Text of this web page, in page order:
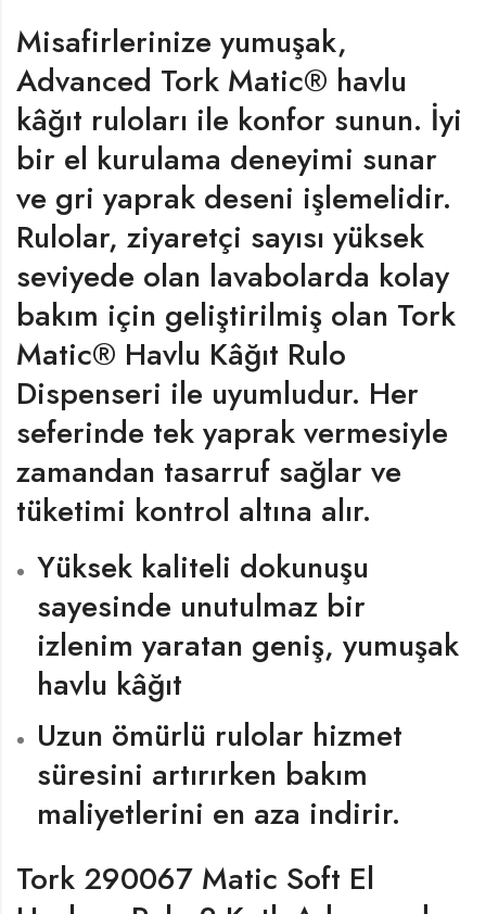
Misafirlerinize yumuşak,
Advanced Tork Matic® havlu
kâğıt ruloları ile konfor sunun. İyi
bir el kurulama deneyimi sunar
ve gri yaprak deseni işlemelidir.
Rulolar, ziyaretçi sayısı yüksek
seviyede olan lavabolarda kolay
bakım için geliştirilmiş olan Tork
Matic® Havlu Kâğıt Rulo
Dispenseri ile uyumludur. Her
seferinde tek yaprak vermesiyle
zamandan tasarruf sağlar ve
tüketimi kontrol altına alır.
Yüksek kaliteli dokunuşu
sayesinde unutulmaz bir
izlenim yaratan geniş, yumuşak
havlu kâğıt
Uzun ömürlü rulolar hizmet
süresini artırırken bakım
maliyetlerini en aza indirir.
Tork 290067 Matic Soft El